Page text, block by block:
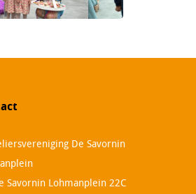
De Savornin
Savornin Lohmanplein 22C